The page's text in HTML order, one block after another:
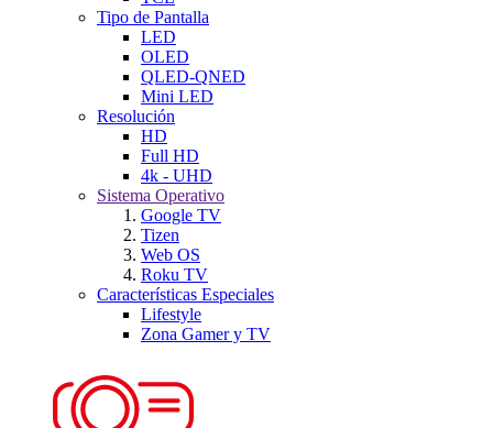
Tipo de Pantalla
LED
OLED
QLED-QNED
Mini LED
Resolución
HD
Full HD
4k - UHD
Sistema Operativo
Google TV
Tizen
Web OS
Roku TV
Características Especiales
Lifestyle
Zona Gamer y TV